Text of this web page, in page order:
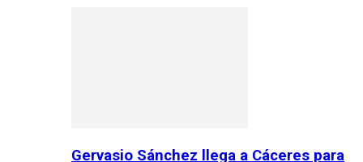
Gervasio Sánchez llega a Cáceres para